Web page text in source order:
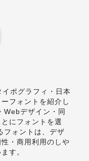
ポグラフィ・日本
フォントを紹介し
Webデザイン・同
にフォントを選
フォントは、デザ
・商用利用のしや
す。